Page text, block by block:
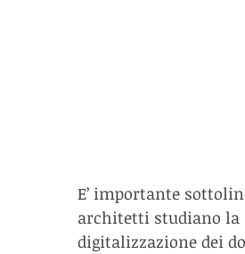
E’ importante
architetti studiano la
digitalizzazione dei